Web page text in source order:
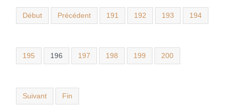
Début Précédent 191 192 193 194
195 196 197 198 199 200
Suivant Fin